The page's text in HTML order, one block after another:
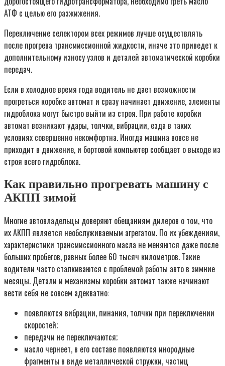
АТФ с целью его разжижения.
Переключение селектором всех режимов лучше осуществлять
после прогрева трансмиссионной жидкости, иначе это приведет к
дополнительному износу узлов и деталей автоматической коробки
передач.
Если в холодное время года водитель не дает возможности
прогреться коробке автомат и сразу начинает движение, элементы
гидроблока могут быстро выйти из строя. При работе коробки
автомат возникают удары, толчки, вибрации, езда в таких
условиях совершенно некомфортна. Иногда машина вовсе не
приходит в движение, и бортовой компьютер сообщает о выходе из
строя всего гидроблока.
Как правильно прогревать машину с
АКПП зимой
Многие автовладельцы доверяют обещаниям дилеров о том, что
их АКПП является необслуживаемым агрегатом. По их убеждениям,
характеристики трансмиссионного масла не меняются даже после
больших пробегов, равных более 60 тысяч километров. Такие
водители часто сталкиваются с проблемой работы авто в зимние
месяцы. Детали и механизмы коробки автомат также начинают
вести себя не совсем адекватно:
появляются вибрации, пинания, толчки при переключении
скоростей;
передачи не переключаются;
масло чернеет, в его составе появляются инородные
фрагменты в виде металлической стружки, частиц